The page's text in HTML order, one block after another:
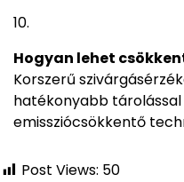
Hogyan lehet
Korszerű
hatékonyabb tárolással
emissziócsökkentő
Post Views: 50